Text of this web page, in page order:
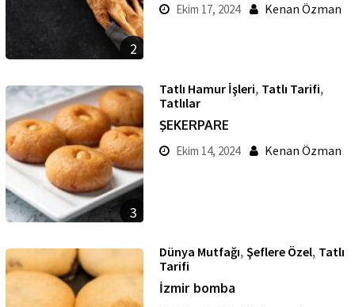
2
Ekim 17, 2024 Kenan Özman
3
Tatlı Hamur İşleri, Tatlı Tarifi,
Tatlılar
ŞEKERPARE
Ekim 14, 2024 Kenan Özman
Dünya Mutfağı, Şeflere Özel, Tatlı
Tarifi
İzmir bomba